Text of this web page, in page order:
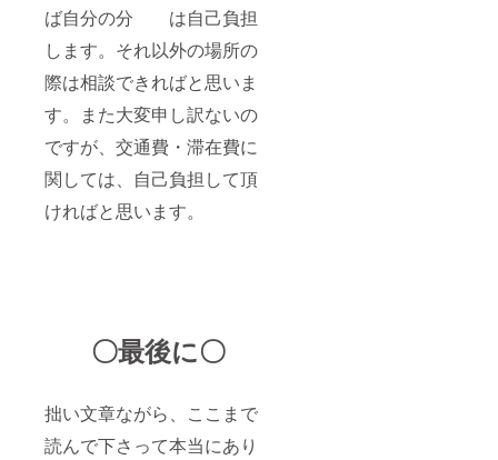
ば自分の分 は自己負担
します。それ以外の場所の
際は相談できればと思いま
す。また大変申し訳ないの
ですが、交通費・滞在費に
関しては、自己負担して頂
ければと思います。
〇最後に〇
拙い文章ながら、ここまで
読んで下さって本当にあり